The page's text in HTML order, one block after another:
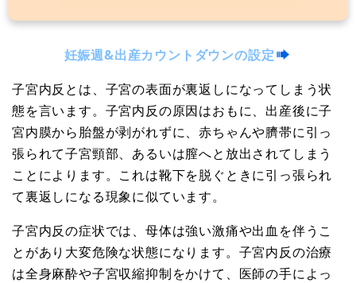
妊娠週&出産カウントダウンの設定
子宮内反とは、子宮の表面が裏返しになってしまう状
態を言います。子宮内反の原因はおもに、出産後に子
宮内膜から胎盤が剥がれずに、赤ちゃんや臍帯に引っ
張られて子宮頸部、あるいは膣へと放出されてしまう
ことによります。これは靴下を脱ぐときに引っ張られ
て裏返しになる現象に似ています。
子宮内反の症状では、母体は強い激痛や出血を伴うこ
とがあり大変危険な状態になります。子宮内反の治療
は全身麻酔や子宮収縮抑制をかけて、医師の手によっ